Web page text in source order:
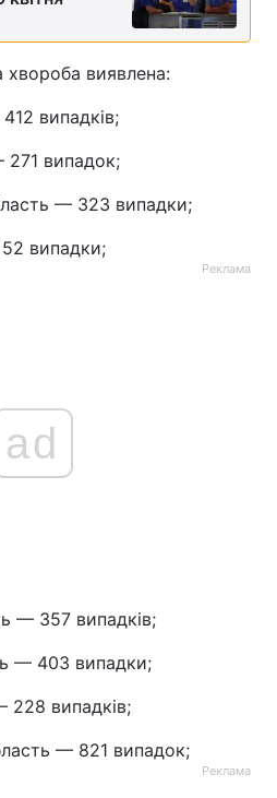
хвороба виявлена:
випадків;
271 випадок;
— 323 випадки;
випадки;
Реклама
ad
— 357 випадків;
— 403 випадки;
228 випадків;
— 821 випадок;
Реклама